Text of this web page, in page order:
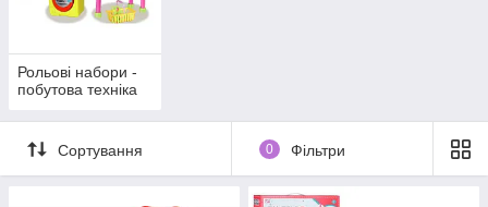
Рольові набори -
побутова техніка
Сортування 0 Фільтри